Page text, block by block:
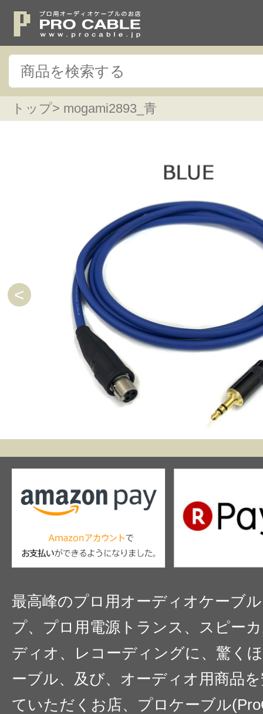
トップ> mogami2893_青
最高峰のプロ用オーディオケーブ
プ、プロ用電源トランス、スピー
ディオ、レコーディングに、驚く
ーブル、及び、オーディオ用商品
ていただくお店、プロケーブル